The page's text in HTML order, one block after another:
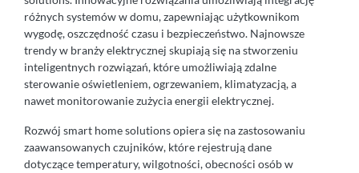
różnych systemów w domu, zapewniając użytkownikom
wygodę, oszczędność czasu i bezpieczeństwo. Najnowsze
trendy w branży elektrycznej skupiają się na stworzeniu
inteligentnych rozwiązań, które umożliwiają zdalne
sterowanie oświetleniem, ogrzewaniem, klimatyzacją, a
nawet monitorowanie zużycia energii elektrycznej.
Rozwój smart home solutions opiera się na zastosowaniu
zaawansowanych czujników, które rejestrują dane
dotyczące temperatury, wilgotności, obecności osób w